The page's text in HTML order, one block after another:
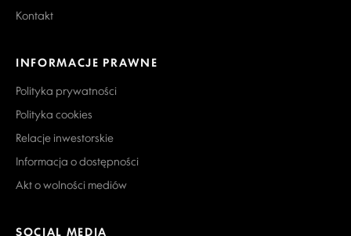
Kontakt
INFORMACJE PRAWNE
Polityka prywatności
Polityka cookies
Relacje inwestorskie
Informacja o dostępności
Akt o wolności mediów
SOCIAL MEDIA